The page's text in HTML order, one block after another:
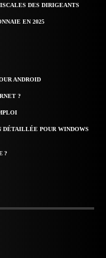
DES DIRIGEANTS
EN 2025
ANDROID
?
DÉTAILLÉE POUR WINDOWS
?